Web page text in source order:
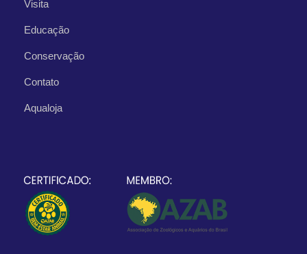
Visita
Educação
Conservação
Contato
Aqualoja